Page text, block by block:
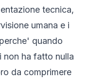
tecnica,
umana e i
quando
non ha fatto nulla
da comprimere